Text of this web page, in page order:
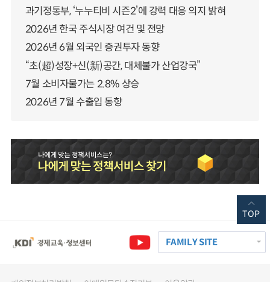
과기정통부, ‘누누티비 시즌2’에 강력 대응 의지 밝혀
2026년 한국 주식시장 여건 및 전망
2026년 6월 외국인 증권투자 동향
“초(超)성장+신(新)공간, 대체불가 산업강국”
7월 소비자물가는 2.8% 상승
2026년 7월 수출입 동향
FAMILY SITE
TOP